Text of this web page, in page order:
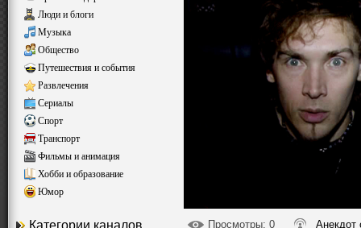
Люди и блоги
Музыка
Общество
Путешествия и события
Развлечения
Сериалы
Спорт
Транспорт
Фильмы и анимация
Хобби и образование
Юмор
Категории каналов Просмотры: 0 Анекдот